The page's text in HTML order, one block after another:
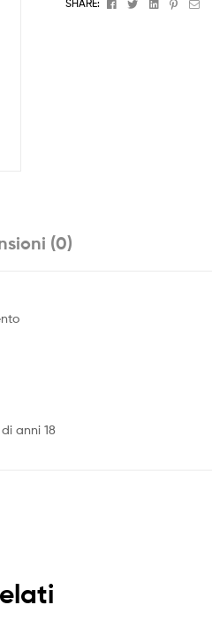
SHARE:
(0)
anni 18